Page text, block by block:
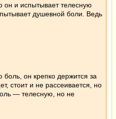
он и испытывает телесную
душевной боли. Ведь
он крепко держится за
стоит и не рассеивается, но
— телесную, но не